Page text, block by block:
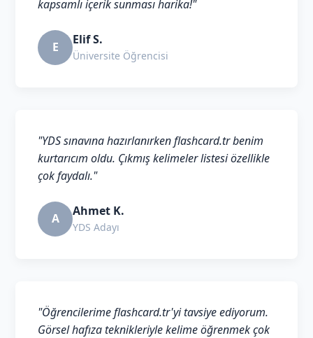
kapsamlı içerik sunması harika!"
E Elif S.
Üniversite Öğrencisi
"YDS sınavına hazırlanırken flashcard.tr benim
kurtarıcım oldu. Çıkmış kelimeler listesi özellikle
çok faydalı."
A Ahmet K.
YDS Adayı
"Öğrencilerime flashcard.tr'yi tavsiye ediyorum.
Görsel hafıza teknikleriyle kelime öğrenmek çok